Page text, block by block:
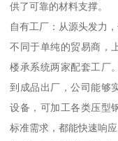
供了可靠的材料支撑。
自有工厂：从源头发力
不同于单纯的贸易商，
楼承系统两家配套工厂
到成品出厂，公司能够
设备，可加工各类压型
标准需求，都能快速响应